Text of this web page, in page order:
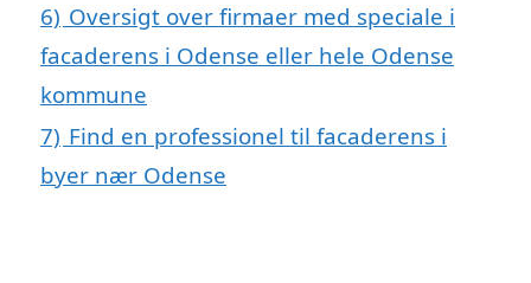
6) Oversigt over firmaer med speciale i
facaderens i Odense eller hele Odense
kommune
7) Find en professionel til facaderens i
byer nær Odense